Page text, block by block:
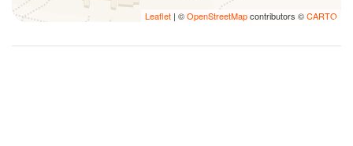
Leaflet | ©OpenStreetMapcontributors ©CARTO